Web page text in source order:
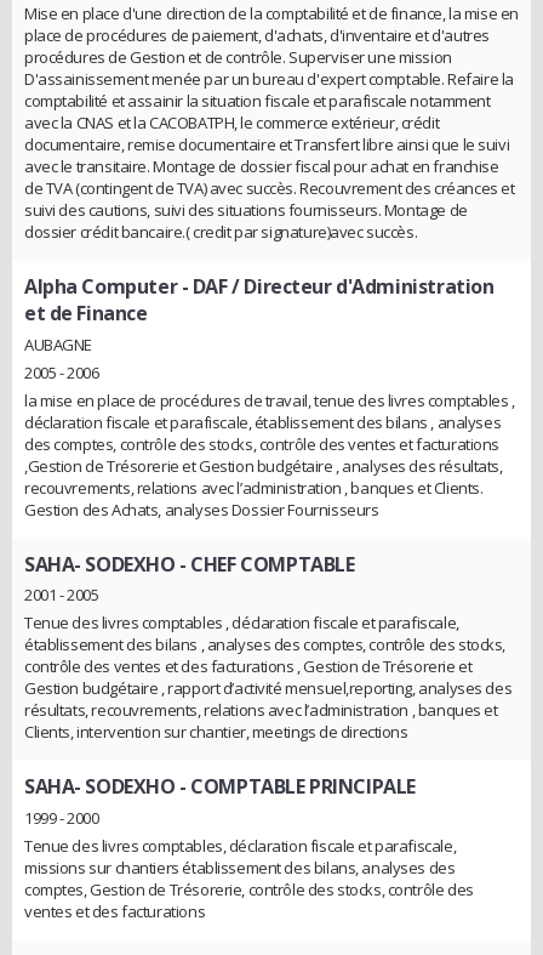
Mise en place d'une direction de la comptabilité et de finance, la mise en
place de procédures de paiement, d'achats, d'inventaire et d'autres
procédures de Gestion et de contrôle. Superviser une mission
D'assainissement menée par un bureau d'expert comptable. Refaire la
comptabilité et assainir la situation fiscale et parafiscale notamment
avec la CNAS et la CACOBATPH, le commerce extérieur, crédit
documentaire, remise documentaire et Transfert libre ainsi que le suivi
avec le transitaire. Montage de dossier fiscal pour achat en franchise
de TVA (contingent de TVA) avec succès. Recouvrement des créances et
suivi des cautions, suivi des situations fournisseurs. Montage de
dossier crédit bancaire.( credit par signature)avec succès.
Alpha Computer- DAF / Directeur d'Administration
et de Finance
AUBAGNE
2005 - 2006
la mise en place de procédures de travail, tenue des livres comptables ,
déclaration fiscale et parafiscale, établissement des bilans , analyses
des comptes, contrôle des stocks, contrôle des ventes et facturations
,Gestion de Trésorerie et Gestion budgétaire , analyses des résultats,
recouvrements, relations avec l’administration , banques et Clients.
Gestion des Achats, analyses Dossier Fournisseurs
SAHA- SODEXHO - CHEF COMPTABLE
2001 - 2005
Tenue des livres comptables , déclaration fiscale et parafiscale,
établissement des bilans , analyses des comptes, contrôle des stocks,
contrôle des ventes et des facturations , Gestion de Trésorerie et
Gestion budgétaire , rapport d’activité mensuel,reporting, analyses des
résultats, recouvrements, relations avec l’administration , banques et
Clients, intervention sur chantier, meetings de directions
SAHA- SODEXHO - COMPTABLE PRINCIPALE
1999 - 2000
Tenue des livres comptables, déclaration fiscale et parafiscale,
missions sur chantiers établissement des bilans, analyses des
comptes, Gestion de Trésorerie, contrôle des stocks, contrôle des
ventes et des facturations